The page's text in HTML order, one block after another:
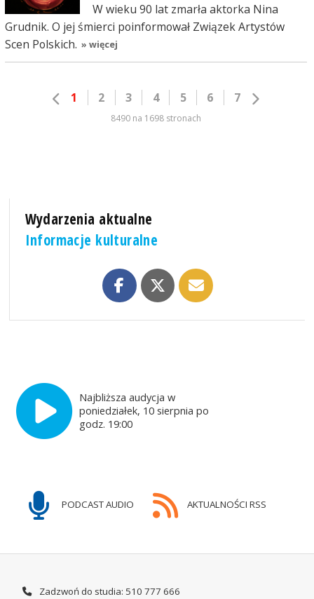
W wieku 90 lat zmarła aktorka Nina
Grudnik. O jej śmierci poinformował Związek Artystów
Scen Polskich. » więcej
1 2 3 4 5 6 7
8490 na 1698 stronach
Wydarzenia aktualne
Informacje kulturalne
Najbliższa audycja w
poniedziałek, 10 sierpnia po
godz. 19:00
PODCAST AUDIO AKTUALNOŚCI RSS
Zadzwoń do studia: 510 777 666